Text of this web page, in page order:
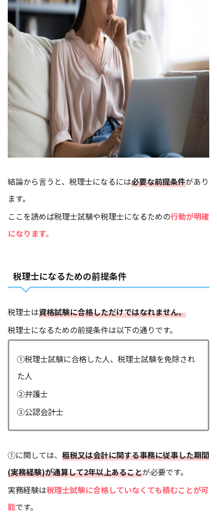
結論から言うと、税理士になるには必要な前提条件があり
ます。
ここを読めば税理士試験や税理士になるための行動が明確
になります。
税理士になるための前提条件
税理士は資格試験に合格しただけではなれません。
税理士になるための前提条件は以下の通りです。
①税理士試験に合格した人、税理士試験を免除され
た人
②弁護士
③公認会計士
①に関しては、 租税又は会計に関する事務に従事した期間
(実務経験)が通算して2年以上あることが必要です。
実務経験は税理士試験に合格していなくても積むことが可
能です。